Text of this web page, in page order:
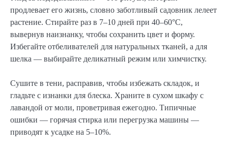
продлевает его жизнь, словно заботливый садовник лелеет
растение. Стирайте раз в 7–10 дней при 40–60°C,
вывернув наизнанку, чтобы сохранить цвет и форму.
Избегайте отбеливателей для натуральных тканей, а для
шелка — выбирайте деликатный режим или химчистку.
Сушите в тени, расправив, чтобы избежать складок, и
гладьте с изнанки для блеска. Храните в сухом шкафу с
лавандой от моли, проветривая ежегодно. Типичные
ошибки — горячая стирка или перегрузка машины —
приводят к усадке на 5–10%.